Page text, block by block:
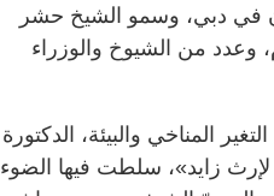
في دبي، وسمو الشيخ حشر
من الشيوخ والوزراء
المناخي والبيئة، الدكتورة
لإرث زايد»، سلطت فيها الضوء